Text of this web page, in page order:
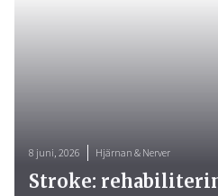
8 juni, 2026 Hjärnan & Nerver
Stroke: